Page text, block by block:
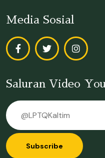
Media Sosial
Saluran Video
Subscribe